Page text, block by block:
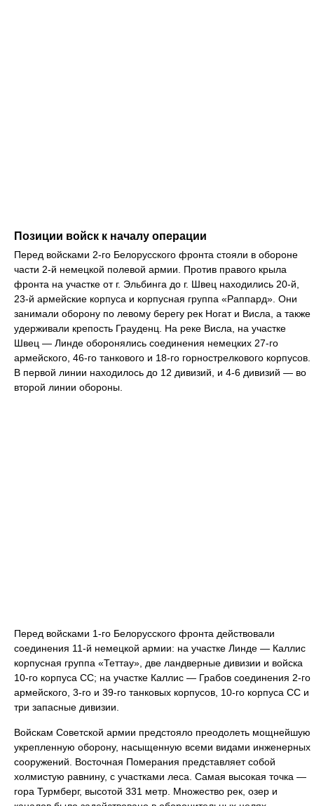
Позиции войск к началу операции
Перед войсками 2-го Белорусского фронта стояли в обороне
части 2-й немецкой полевой армии. Против правого крыла
фронта на участке от г. Эльбинга до г. Швец находились 20-й,
23-й армейские корпуса и корпусная группа «Раппард». Они
занимали оборону по левому берегу рек Ногат и Висла, а также
удерживали крепость Грауденц. На реке Висла, на участке
Швец — Линде оборонялись соединения немецких 27-го
армейского, 46-го танкового и 18-го горнострелкового корпусов.
В первой линии находилось до 12 дивизий, и 4-6 дивизий — во
второй линии обороны.
Перед войсками 1-го Белорусского фронта действовали
соединения 11-й немецкой армии: на участке Линде — Каллис
корпусная группа «Теттау», две ландверные дивизии и войска
10-го корпуса СС; на участке Каллис — Грабов соединения 2-го
армейского, 3-го и 39-го танковых корпусов, 10-го корпуса СС и
три запасные дивизии.
Войскам Советской армии предстояло преодолеть мощнейшую
укрепленную оборону, насыщенную всеми видами инженерных
сооружений. Восточная Померания представляет собой
холмистую равнину, с участками леса. Самая высокая точка —
гора Турмберг, высотой 331 метр. Множество рек, озер и